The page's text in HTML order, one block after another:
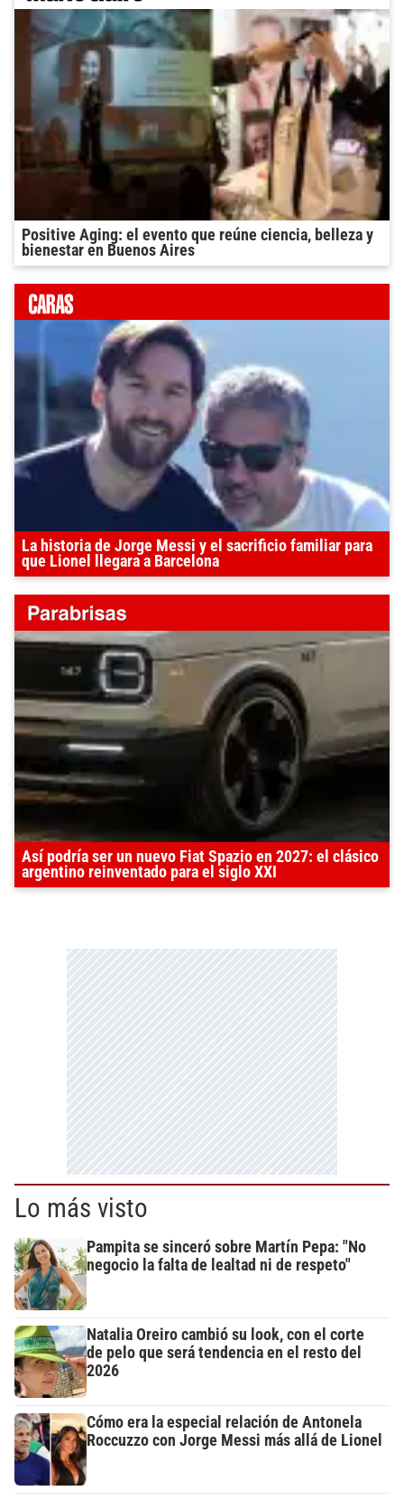
Positive Aging: el evento que reúne ciencia, belleza y
bienestar en Buenos Aires
La historia de Jorge Messi y el sacrificio familiar para
que Lionel llegara a Barcelona
Así podría ser un nuevo Fiat Spazio en 2027: el clásico
argentino reinventado para el siglo XXI
Lo más visto
Pampita se sinceró sobre Martín Pepa: "No
negocio la falta de lealtad ni de respeto"
Natalia Oreiro cambió su look, con el corte
de pelo que será tendencia en el resto del
2026
Cómo era la especial relación de Antonela
Roccuzzo con Jorge Messi más allá de Lionel